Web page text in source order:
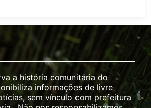
a história comunitária do
informações de livre
sem vínculo com prefeitura